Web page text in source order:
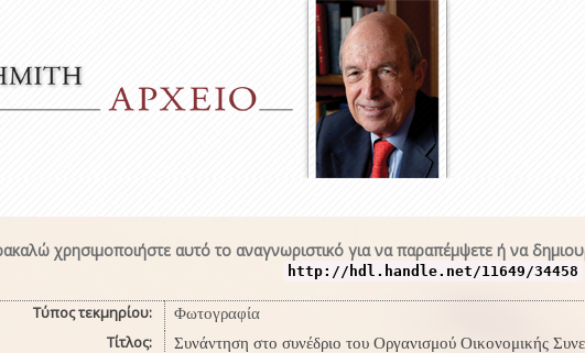
χρησιμοποιήστε αυτό το αναγνωριστικό για να παραπέμψετε ή να
http://hdl.handle.net/11649/34458
Τύπος τεκμηρίου: Φωτογραφία
Τίτλος: Συνάντηση στο συνέδριο του Οργανισμού Οικονομικής